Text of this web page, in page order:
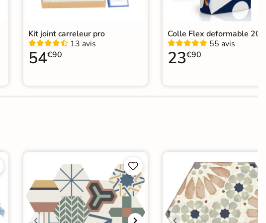
Kit joint carreleur pro
13 avis
54€90
Colle Flex deformable
55 avis
23€90

